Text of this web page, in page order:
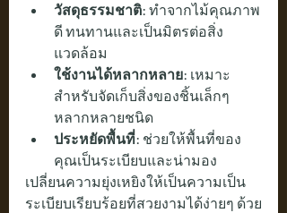
วัสดุธรรมชาติ: ทำจากไม้คุณภาพ
ดี ทนทานและเป็นมิตรต่อสิ่ง
แวดล้อม
ใช้งานได้หลากหลาย: เหมาะ
สำหรับจัดเก็บสิ่งของชิ้นเล็กๆ
หลากหลายชนิด
ประหยัดพื้นที่: ช่วยให้พื้นที่ของ
คุณเป็นระเบียบและน่ามอง
เปลี่ยนความยุ่งเหยิงให้เป็นความเป็น
ระเบียบเรียบร้อยที่สวยงามได้ง่ายๆ ด้วย